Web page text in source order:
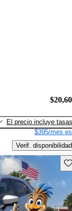
El precio incluye tasas
$395/mes
Verif. disponibilidad